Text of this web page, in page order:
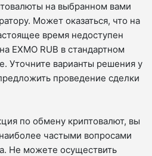
на выбранном вами
Может оказаться, что на
время недоступен
EXMO RUB в стандартном
Уточните варианты решения у
проведение сделки
по обмену криптовалют, вы
частыми вопросами
Не можете осуществить